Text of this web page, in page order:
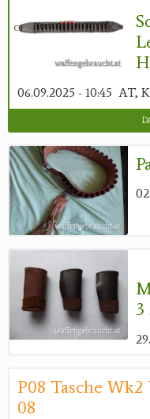
06.09.2025 - 10:45 AT,
3
P08 Tasche
08